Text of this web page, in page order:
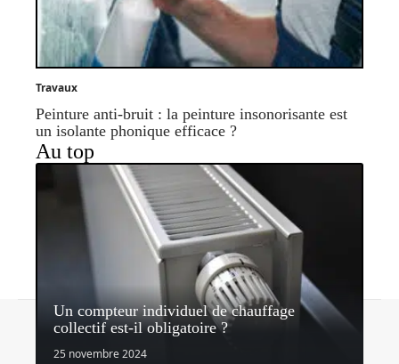
Travaux
Peinture anti-bruit : la peinture insonorisante est
un isolante phonique efficace ?
Au top
Un compteur individuel de chauffage
collectif est-il obligatoire ?
25 novembre 2024© 2026 | quipeutlefaire.fr
Contact Mentions légales Sitemap